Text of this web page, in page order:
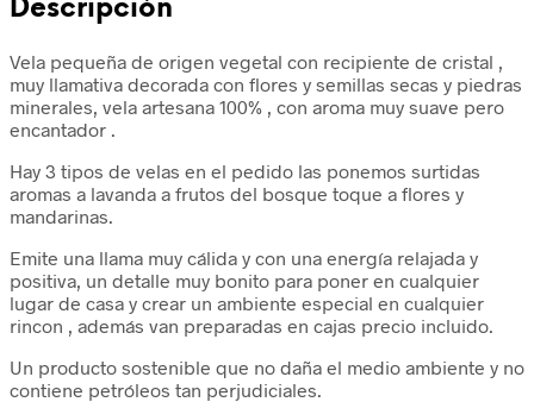
Descripción
Vela pequeña de origen vegetal con recipiente de cristal ,
muy llamativa decorada con flores y semillas secas y piedras
minerales, vela artesana 100% , con aroma muy suave pero
encantador .
Hay 3 tipos de velas en el pedido las ponemos surtidas
aromas a lavanda a frutos del bosque toque a flores y
mandarinas.
Emite una llama muy cálida y con una energía relajada y
positiva, un detalle muy bonito para poner en cualquier
lugar de casa y crear un ambiente especial en cualquier
rincon , además van preparadas en cajas precio incluido.
Un producto sostenible que no daña el medio ambiente y no
contiene petróleos tan perjudiciales.